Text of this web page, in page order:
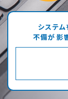
システ
不備が 影